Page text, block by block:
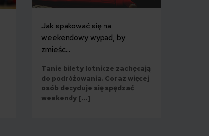
Jak spakować się na
weekendowy wypad, by
zmieśc...
Tanie bilety lotnicze zachęcają
do podróżowania. Coraz więcej
osób decyduje się spędzać
weekendy […]